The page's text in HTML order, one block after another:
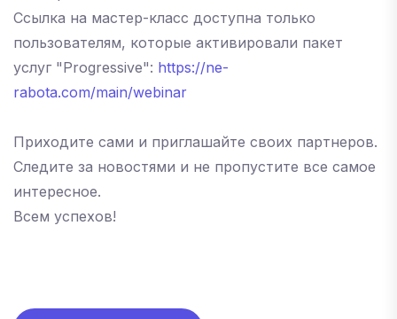
Ссылка на мастер-класс доступна только
пользователям, которые активировали пакет
услуг "Progressive": https://ne-
rabota.com/main/webinar
Приходите сами и приглашайте своих партнеров.
Следите за новостями и не пропустите все самое
интересное.
Всем успехов!